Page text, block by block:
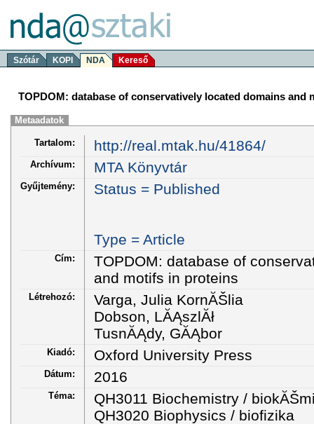
Szótár KOPI NDA Kereső
TOPDOM: database of conservatively located domains and
Metaadatok
Tartalom: http://real.mtak.hu/41864/
Archívum: MTA Könyvtár
Gyűjtemény: Status = Published
Type = Article
Cím:
TOPDOM: database of
and motifs in proteins
Létrehozó:
Varga, Julia KornĂŠlia
Dobson, LĂĄszlĂł
TusnĂĄdy, GĂĄbor
Kiadó: Oxford University Press
Dátum: 2016
Téma:
QH3011 Biochemistry /
QH3020 Biophysics / biofizika